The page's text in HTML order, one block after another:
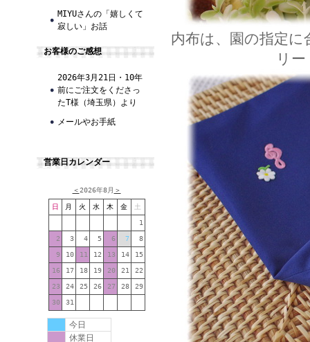
MIYUさんの「嬉しくて
寂しい」お話
お客様のご感想
2026年3月21日・10年
前にご注文をくださっ
たT様（埼玉県）より
メールやお手紙
営業日カレンダー
＜2026年8月 ＞
日 月 火 水 木 金 土
1
2 3 4 5 6 7 8
9 10 11 12 13 14 15
16 17 18 19 20 21 22
23 24 25 26 27 28 29
30 31
今日
休業日
内布は、園の指定
リ